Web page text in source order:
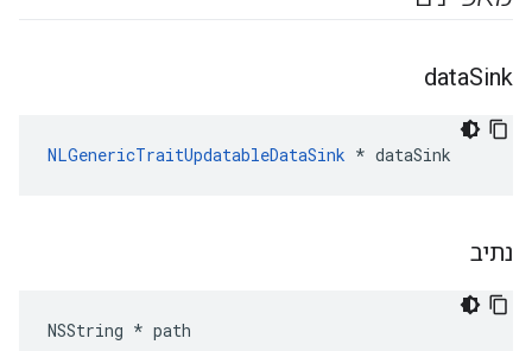
dataSink
NLGenericTraitUpdatableDataSink * dataSink
נתיב
NSString * path